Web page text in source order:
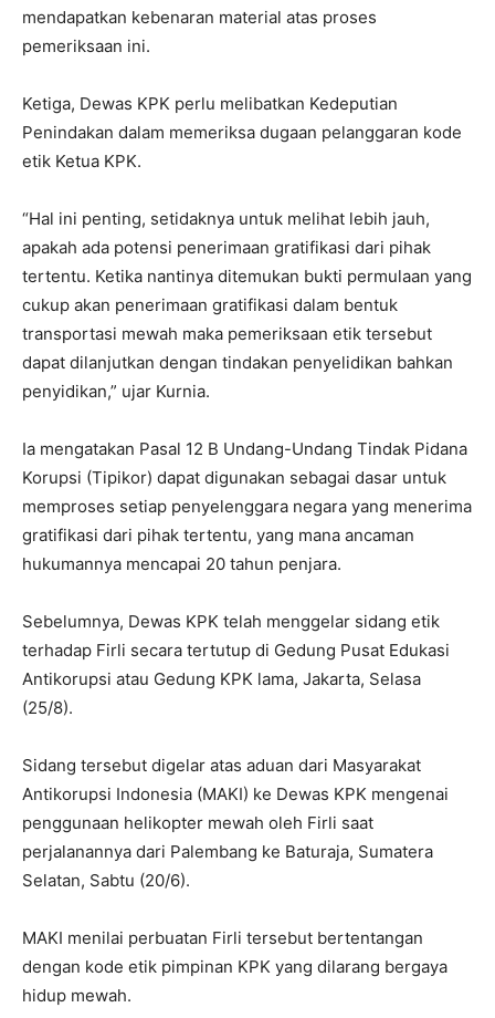
mendapatkan kebenaran material atas proses
pemeriksaan ini.
Ketiga, Dewas KPK perlu melibatkan Kedeputian
Penindakan dalam memeriksa dugaan pelanggaran kode
etik Ketua KPK.
“Hal ini penting, setidaknya untuk melihat lebih jauh,
apakah ada potensi penerimaan gratifikasi dari pihak
tertentu. Ketika nantinya ditemukan bukti permulaan yang
cukup akan penerimaan gratifikasi dalam bentuk
transportasi mewah maka pemeriksaan etik tersebut
dapat dilanjutkan dengan tindakan penyelidikan bahkan
penyidikan,” ujar Kurnia.
Ia mengatakan Pasal 12 B Undang-Undang Tindak Pidana
Korupsi (Tipikor) dapat digunakan sebagai dasar untuk
memproses setiap penyelenggara negara yang menerima
gratifikasi dari pihak tertentu, yang mana ancaman
hukumannya mencapai 20 tahun penjara.
Sebelumnya, Dewas KPK telah menggelar sidang etik
terhadap Firli secara tertutup di Gedung Pusat Edukasi
Antikorupsi atau Gedung KPK lama, Jakarta, Selasa
(25/8).
Sidang tersebut digelar atas aduan dari Masyarakat
Antikorupsi Indonesia (MAKI) ke Dewas KPK mengenai
penggunaan helikopter mewah oleh Firli saat
perjalanannya dari Palembang ke Baturaja, Sumatera
Selatan, Sabtu (20/6).
MAKI menilai perbuatan Firli tersebut bertentangan
dengan kode etik pimpinan KPK yang dilarang bergaya
hidup mewah.